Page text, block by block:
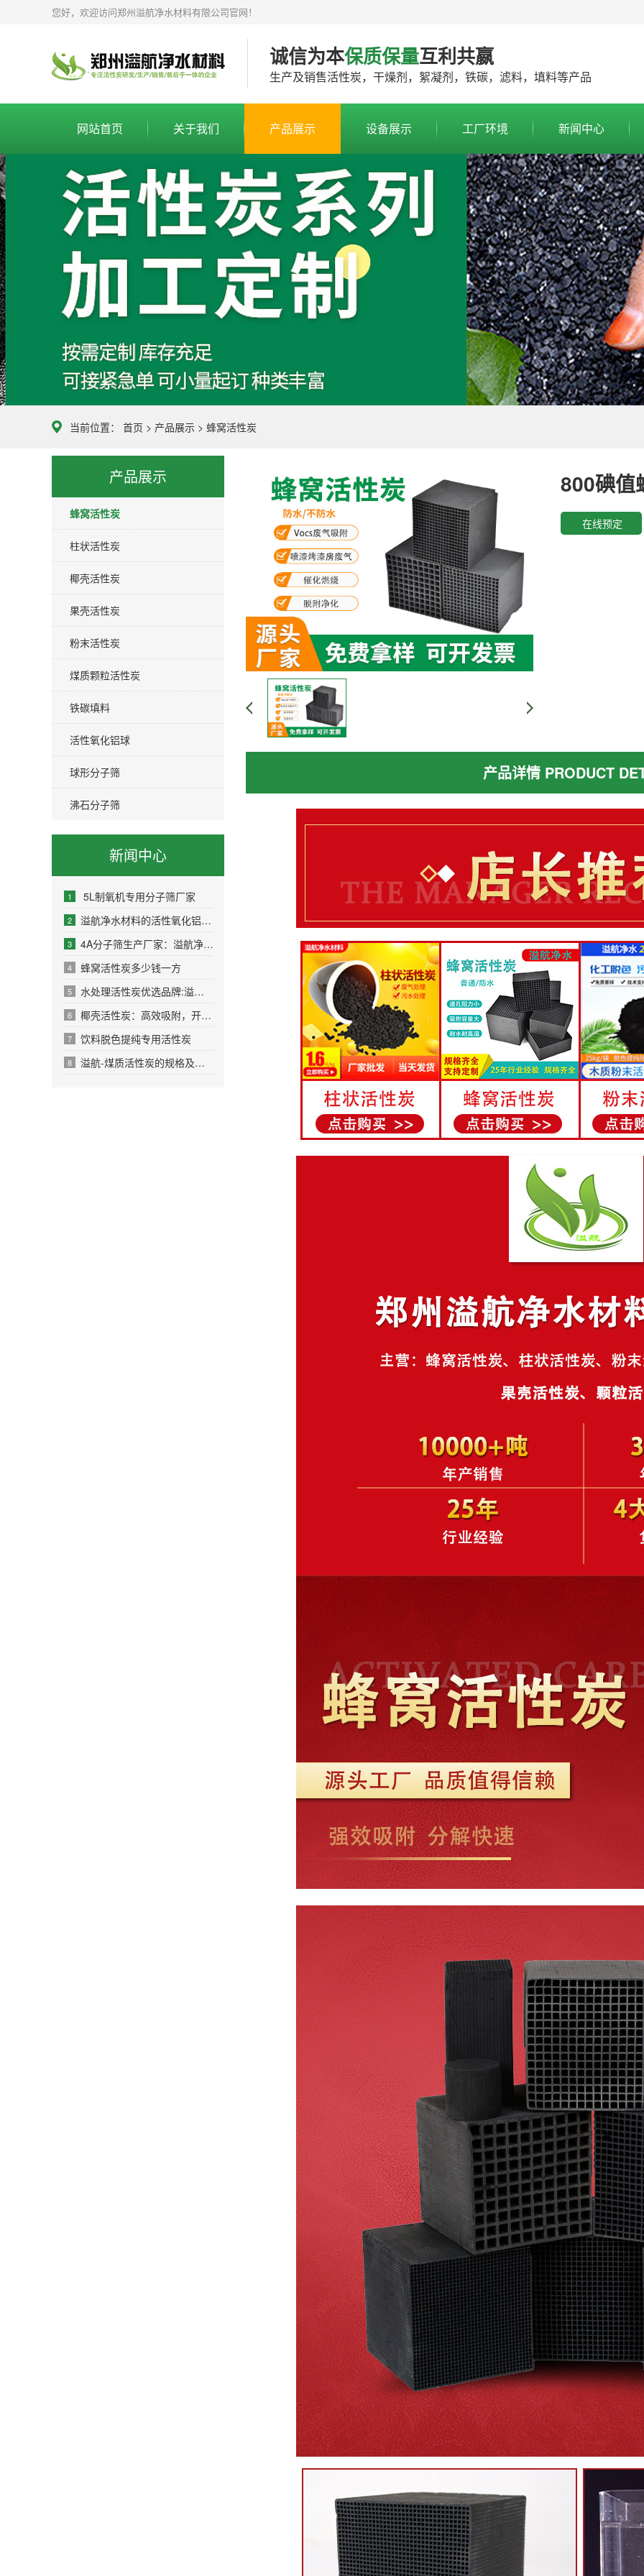
您好，欢迎访问郑州溢航净水材料有限公司官网！
诚信为本保质保量互利共嬴
生产及销售活性炭，干燥剂，絮凝剂，铁碳，滤料，填料等产品
网站首页 关于我们 产品展示 设备展示 工厂环境 新闻中心
当前位置： 首页 > 产品展示 > 蜂窝活性炭
产品展示
蜂窝活性炭
柱状活性炭
椰壳活性炭
果壳活性炭
粉末活性炭
煤质颗粒活性炭
铁碳填料
活性氧化铝球
球形分子筛
沸石分子筛
新闻中心
1 5L制氧机专用分子筛厂家
2 溢航净水材料的活性氧化铝球种类及用途
3 4A分子筛生产厂家：溢航净水材料
4 蜂窝活性炭多少钱一方
5 水处理活性炭优选品牌:溢航净水材料
6 椰壳活性炭：高效吸附，开启多元净化新篇章
7 饮料脱色提纯专用活性炭
8 溢航-煤质活性炭的规格及用途优势
800碘值
在线预定
产品详情 PRODUCT